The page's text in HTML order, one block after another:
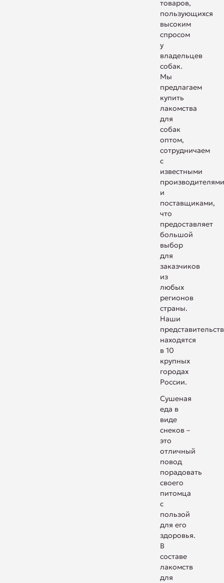
товаров,
пользующихся
высоким
спросом
у
владельцев
собак.
Мы
предлагаем
купить
лакомства
для
собак
оптом,
сотрудничаем
с
известными
и
поставщиками,
что
предоставляет
большой
выбор
для
заказчиков
из
любых
регионов
страны.
Наши
находятся
в 10
крупных
городах
России.
Сушеная
еда в
виде
снеков –
это
отличный
повод
порадовать
своего
питомца
с
пользой
для его
здоровья.
В
составе
лакомств
для